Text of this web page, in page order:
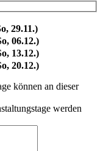
29.11.)
06.12.)
13.12.)
20.12.)
können an dieser
werden